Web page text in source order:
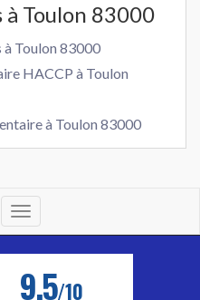
Toulon 83000
Toulon 83000
HACCP à Toulon
à Toulon 83000
Toggle
navigation